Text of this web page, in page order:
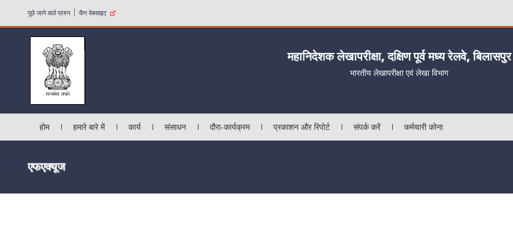
पूछे जाने वाले प्रश्न कैग वेबसाइट
महानिदेशक लेखापरीक्षा, दक्षिण पूर्व मध्य रेलवे, बिलासपुर
भारतीय लेखापरीक्षा एवं लेखा विभाग
होम हमारे बारे में कार्य संसाधन दौरा-कार्यक्रम प्रकाशन और रिपोर्ट संपर्क करें कर्मचारी कोना
एफएक्यूज